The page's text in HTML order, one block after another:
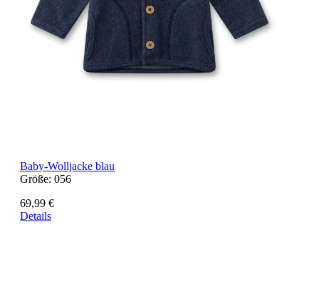
Baby-Wolljacke blau
Größe: 056
69,99 €
Details